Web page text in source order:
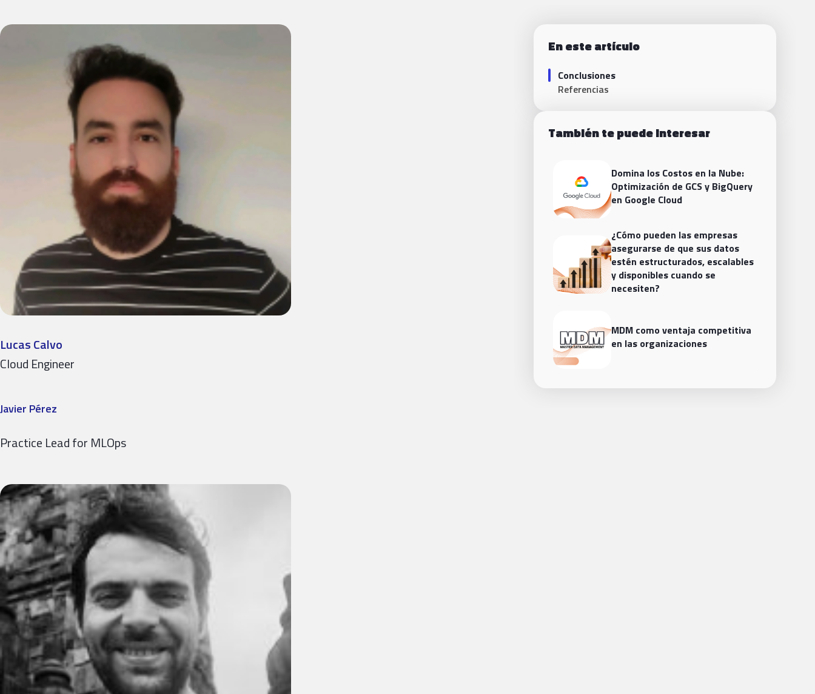
Lucas Calvo
Cloud Engineer
Javier Pérez
Practice Lead for MLOps
En este artículo
Conclusiones
Referencias
También te puede interesar
Domina los Costos en la Nube:
Optimización de GCS y BigQuery
en Google Cloud
¿Cómo pueden las empresas
asegurarse de que sus datos
estén estructurados, escalables
y disponibles cuando se
necesiten?
MDM como ventaja competitiva
en las organizaciones